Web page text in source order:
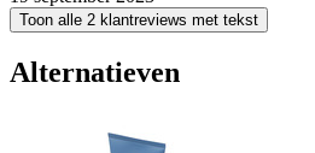
Toon alle 2 klantreviews met tekst
Alternatieven